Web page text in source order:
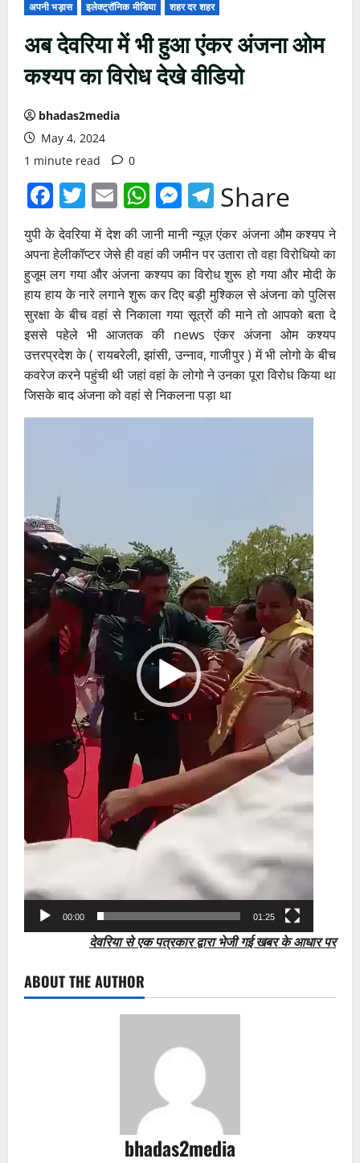
अपनी भड़ास इलेक्ट्रॉनिक मीडिया शहर दर शहर
अब देवरिया में भी हुआ एंकर अंजना ओम
कश्यप का विरोध देखे वीडियो
bhadas2media
May 4, 2024
1 minute read
0
Facebook
Twitter
EmailWhatsApp
Messenger
Telegram
Share
युपी के देवरिया में देश की जानी मानी न्यूज़ एंकर अंजना औम कश्यप ने
अपना हेलीकॉप्टर जेसे ही वहां की जमीन पर उतारा तो वहा विरोधियो का
हुजूम लग गया और अंजना कश्यप का विरोध शुरू हो गया और मोदी के
हाय हाय के नारे लगाने शुरू कर दिए बड़ी मुश्किल से अंजना को पुलिस
सुरक्षा के बीच वहां से निकाला गया सूत्रों की माने तो आपको बता दे
इससे पहेले भी आजतक की news एंकर अंजना ओम कश्यप
उत्तरप्रदेश के ( रायबरेली, झांसी, उन्नाव, गाजीपुर ) में भी लोगो के बीच
कवरेज करने पहुंची थी जहां वहां के लोगो ने उनका पूरा विरोध किया था
जिसके बाद अंजना को वहां से निकलना पड़ा था
00:00 01:25
देवरिया से एक पत्रकार द्वारा भेजी गई खबर के आधार पर
ABOUT THE AUTHOR
bhadas2media